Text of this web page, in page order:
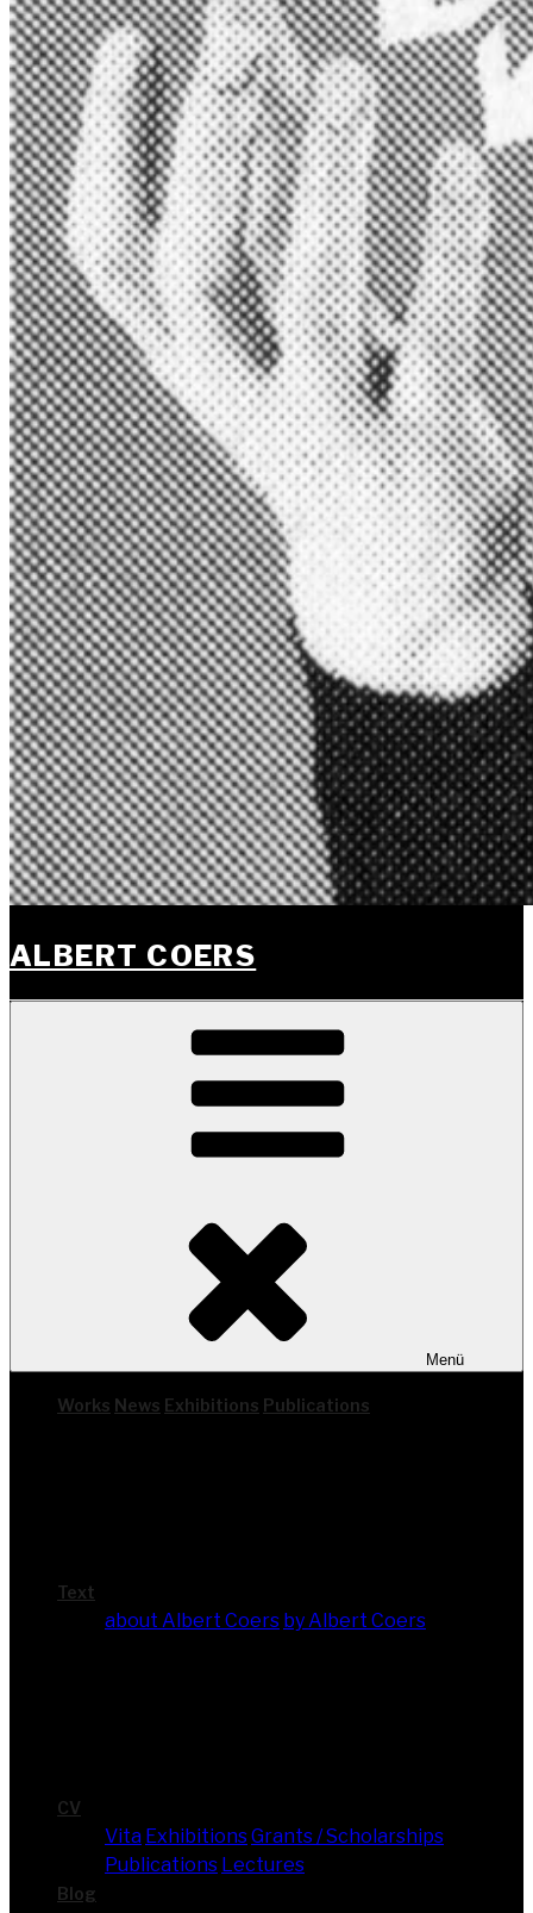
ALBERT COERS
Menü
Works News Exhi­bi­ti­ons Publi­ca­ti­ons
Text
about Albert Coers by Albert Coers
CV
Vita Exhi­bi­ti­onsGrants / Scholarships
Publi­ca­ti­ons Lec­tures
Blog